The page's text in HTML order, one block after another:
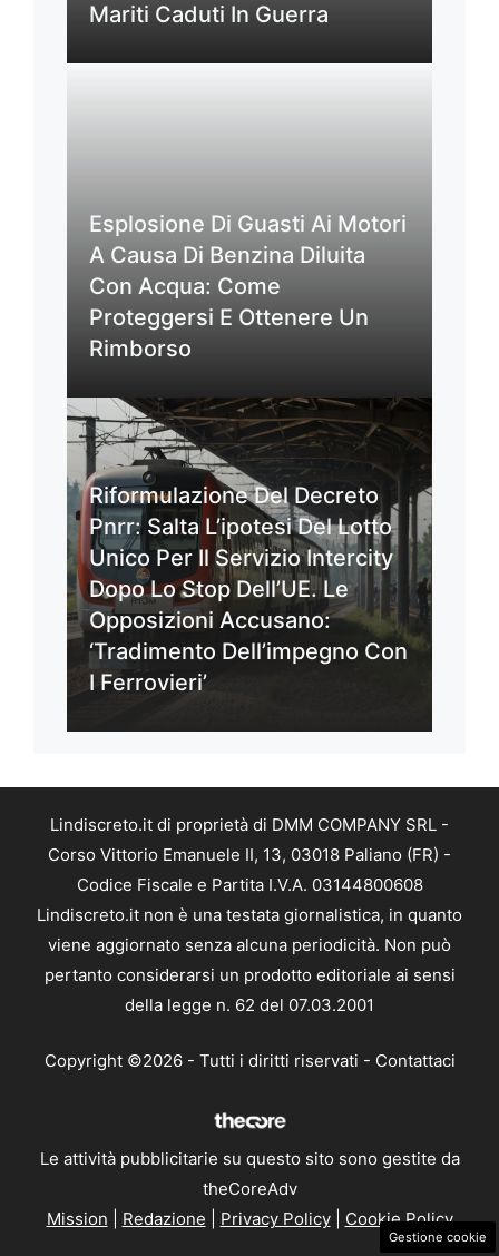
Mariti Caduti In Guerra
Esplosione Di Guasti Ai Motori
A Causa Di Benzina Diluita
Con Acqua: Come
Proteggersi E Ottenere Un
Rimborso
Riformulazione Del Decreto
Pnrr: Salta L’ipotesi Del Lotto
Unico Per Il Servizio Intercity
Dopo Lo Stop Dell’UE. Le
Opposizioni Accusano:
‘Tradimento Dell’impegno Con
I Ferrovieri’
Lindiscreto.it di proprietà di DMM COMPANY SRL -
Corso Vittorio Emanuele II, 13, 03018 Paliano (FR) -
Codice Fiscale e Partita I.V.A. 03144800608
Lindiscreto.it non è una testata giornalistica, in quanto
viene aggiornato senza alcuna periodicità. Non può
pertanto considerarsi un prodotto editoriale ai sensi
della legge n. 62 del 07.03.2001
Copyright ©2026 - Tutti i diritti riservati - Contattaci
Le attività pubblicitarie su questo sito sono gestite da
theCoreAdv
Mission
Redazione Privacy Policy| Cookie Policy
Gestione cookie